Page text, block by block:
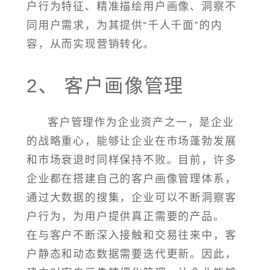
户行为特征、精准描绘用户画像、洞察不
同用户需求，为其提供“千人千面”的内
容，从而实现营销转化。
2、 客户画像管理
客户管理作为企业资产之一，是企业
的战略重心，能够让企业在市场蓬勃发展
和市场衰退时同样保持不败。目前，许多
企业都在搭建自己的客户画像管理体系，
通过大数据的搜集，企业可以不断洞察客
户行为，为用户提供真正需要的产品。
在与客户不断深入接触和交易往来中，客
户静态和动态数据需要迭代更新。因此，